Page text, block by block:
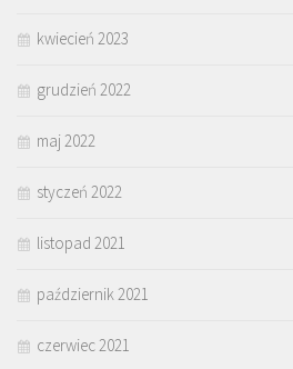
kwiecień 2023
grudzień 2022
maj 2022
styczeń 2022
listopad 2021
październik 2021
czerwiec 2021